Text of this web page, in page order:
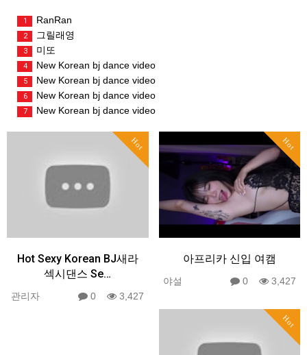
1 RanRan
2 그릴래영
3 미또
4 New Korean bj dance video
5 New Korean bj dance video
6 New Korean bj dance video
7 New Korean bj dance video
Hot
Hot Sexy Korean BJ새라
섹시댄스 Se…
관리자 0 3,427
Hot
아프리카 신입 여캠
야설 0 3,427
Hot